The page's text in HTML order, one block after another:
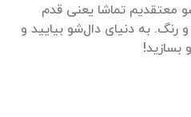
معتقدیم تماشا یعنی قدم
رنگ. به دنیای دال‌شو بیایید و
بسازید!